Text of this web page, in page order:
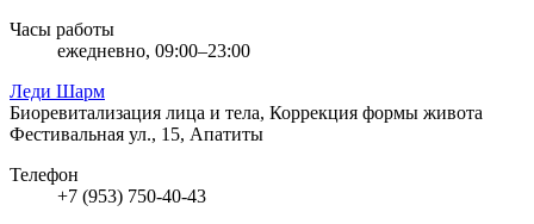
Часы работы
ежедневно, 09:00–23:00
Леди Шарм
Биоревитализация лица и тела, Коррекция формы живота
Фестивальная ул., 15, Апатиты
Телефон
+7 (953) 750-40-43